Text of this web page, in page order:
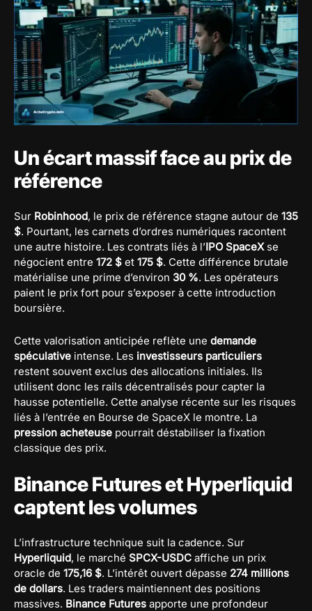
Un écart massif face au prix de
référence
Sur Robinhood, le prix de référence stagne autour de 135
$. Pourtant, les carnets d’ordres numériques racontent
une autre histoire. Les contrats liés à l’IPO SpaceXse
négocient entre 172 $ et 175 $. Cette différence brutale
matérialise une prime d’environ 30 %. Les opérateurs
paient le prix fort pour s’exposer à cette introduction
boursière.
Cette valorisation anticipée reflète une demande
spéculative intense. Les investisseurs particuliers
restent souvent exclus des allocations initiales. Ils
utilisent donc les rails décentralisés pour capter la
hausse potentielle. Cette analyse récente sur les risques
liés à l’entrée en Bourse de SpaceX le montre. La
pression acheteuse pourrait déstabiliser la fixation
classique des prix.
Binance Futures et Hyperliquid
captent les volumes
L’infrastructure technique suit la cadence. Sur
Hyperliquid, le marché SPCX-USDC affiche un prix
oracle de 175,16 $. L’intérêt ouvert dépasse 274 millions
de dollars. Les traders maintiennent des positions
massives. Binance Futures apporte une profondeur